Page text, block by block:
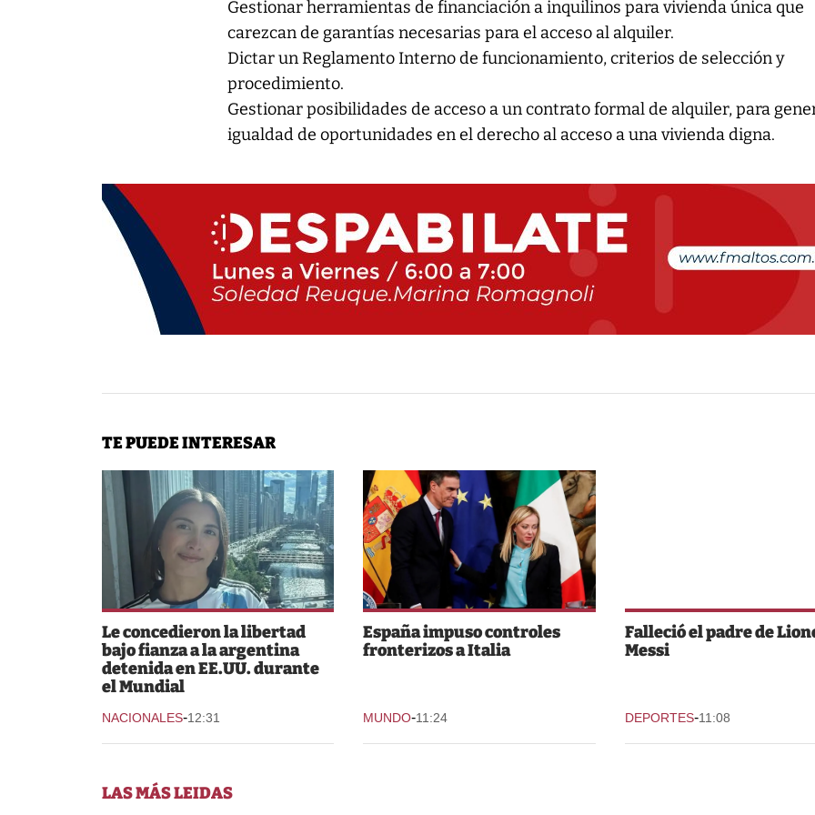
Gestionar herramientas de financiación a inquilinos para vivienda única que
carezcan de garantías necesarias para el acceso al alquiler.
Dictar un Reglamento Interno de funcionamiento, criterios de selección y
procedimiento.
Gestionar posibilidades de acceso a un contrato formal de alquiler, para
igualdad de oportunidades en el derecho al acceso a una vivienda digna.
TE PUEDE INTERESAR
Le concedieron la libertad
bajo fianza a la argentina
detenida en EE.UU. durante
el Mundial
NACIONALES-12:31
España impuso controles
fronterizos a Italia
MUNDO-11:24
Falleció el padre de
Messi
DEPORTES-11:08
LAS MÁS LEIDAS